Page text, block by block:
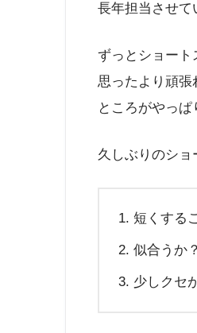
長年担当させて
ずっとショート
思ったより頑張
ところがやっぱ
久しぶりのショ
短くする
似合うか？
少しクセ